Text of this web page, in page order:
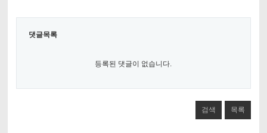
댓글목록
등록된 댓글이 없습니다.
검색 목록